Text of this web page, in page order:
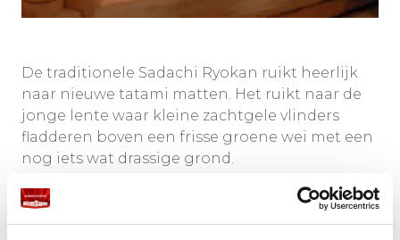
De traditionele Sadachi Ryokan ruikt heerlijk
naar nieuwe tatami matten. Het ruikt naar de
jonge lente waar kleine zachtgele vlinders
fladderen boven een frisse groene wei met een
nog iets wat drassige grond.
Je moet het gewoon ruiken om zo te verlangen